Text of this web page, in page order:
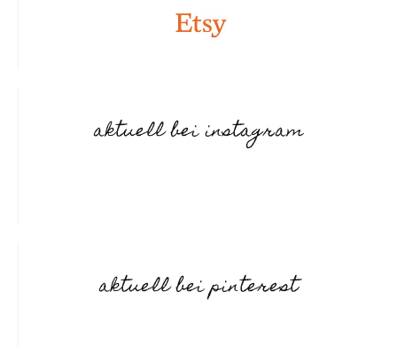
aktuell bei instagram
aktuell bei pinterest